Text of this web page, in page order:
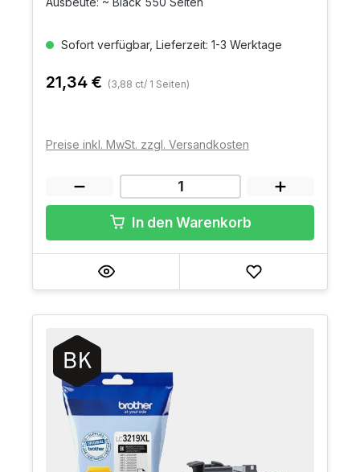
Sofort verfügbar, Lieferzeit: 1-3 Werktage
21,34 € (3,88 ct/ 1 Seiten)
Preise inkl. MwSt. zzgl. Versandkosten
In den Warenkorb